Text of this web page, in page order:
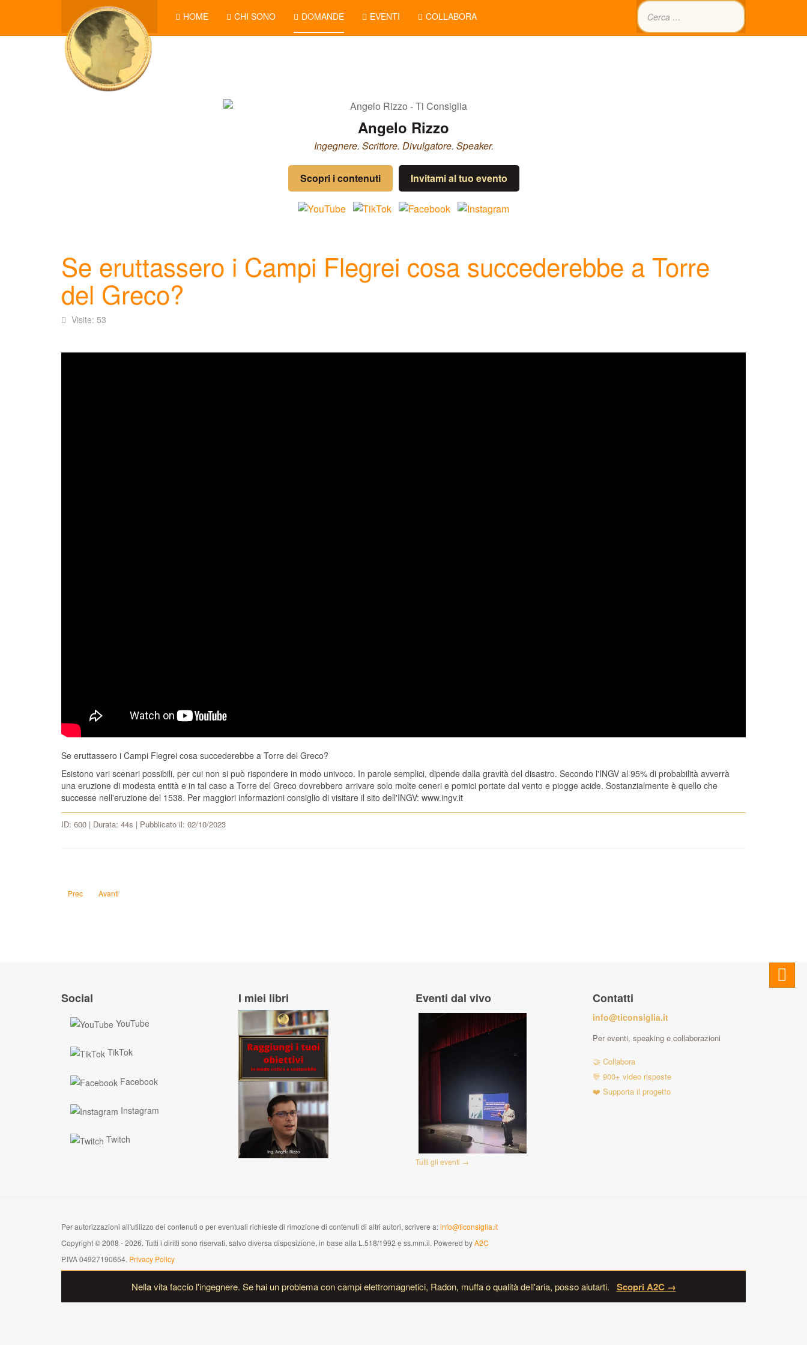
HOME CHI SONO DOMANDE EVENTI COLLABORA
Angelo Rizzo
Ingegnere. Scrittore. Divulgatore. Speaker.
Scopri i contenuti Invitami al tuo evento
Se eruttassero i Campi Flegrei cosa succederebbe a Torre
del Greco?
Visite: 53
Se eruttassero i Campi Flegrei cosa succederebbe a Torre del Greco?
Esistono vari scenari possibili, per cui non si può rispondere in modo univoco. In parole semplici, dipende dalla gravità del disastro. Secondo l'INGV al 95% di probabilità avverrà
una eruzione di modesta entità e in tal caso a Torre del Greco dovrebbero arrivare solo molte ceneri e pomici portate dal vento e piogge acide. Sostanzialmente è quello che
successe nell'eruzione del 1538. Per maggiori informazioni consiglio di visitare il sito dell'INGV: www.ingv.it
ID: 600 | Durata: 44s | Pubblicato il: 02/10/2023
Articolo precedente: Cosa successe nell'ultima eruzione dei Campi Flegrei?
Prec Articolo successivo: Quante calorie ha la carne umana?
Avanti
Social
YouTube
TikTok
Facebook
Instagram
Twitch
I miei libri Eventi dal vivo
Tutti gli eventi →
Contatti
info@ticonsiglia.it
Per eventi, speaking e collaborazioni
🤝 Collabora
💬 900+ video risposte
❤️ Supporta il progetto
Per autorizzazioni all'utilizzo dei contenuti o per eventuali richieste di rimozione di contenuti di altri autori, scrivere a:info@ticonsiglia.it
Copyright © 2008 - 2026. Tutti i diritti sono riservati, salvo diversa disposizione, in base alla L.518/1992 e ss.mm.ii. Powered byA2C
P.IVA 04927190654. Privacy Policy
Nella vita faccio l'ingegnere. Se hai un problema con campi elettromagnetici, Radon, muffa o qualità dell'aria, posso aiutarti. Scopri A2C →